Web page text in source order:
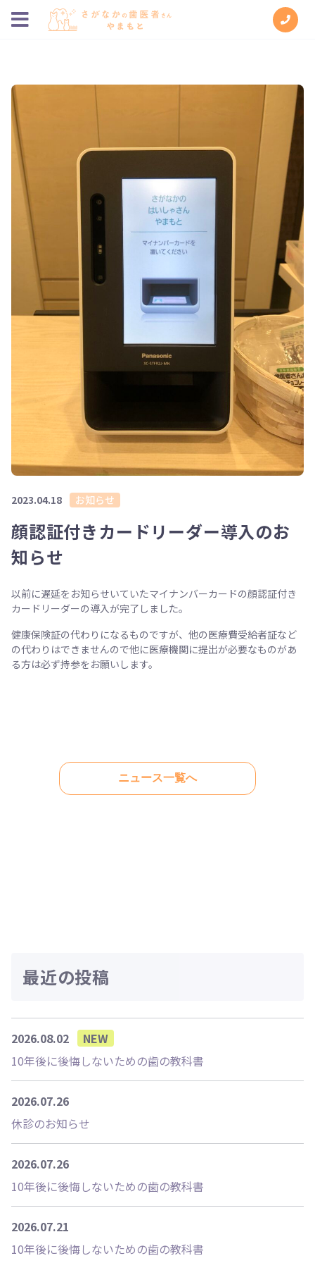
2023.04.18 お知らせ
顔認証付きカードリーダー導入のお
知らせ
以前に遅延をお知らせいていたマイナンバーカードの顔認証付き
カードリーダーの導入が完了しました。
健康保険証の代わりになるものですが、他の医療費受給者証など
の代わりはできませんので他に医療機関に提出が必要なものがあ
る方は必ず持参をお願いします。
ニュース一覧へ
最近の投稿
2026.08.02
NEW
10年後に後悔しないための歯の教科書
2026.07.26
休診のお知らせ
2026.07.26
10年後に後悔しないための歯の教科書
2026.07.21
10年後に後悔しないための歯の教科書